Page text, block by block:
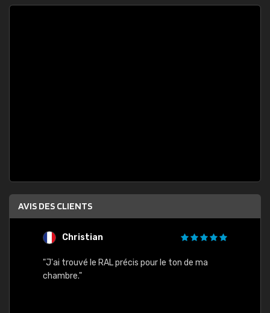
AVIS DES CLIENTS
Christian
"J'ai trouvé le RAL précis pour le ton de ma
chambre."